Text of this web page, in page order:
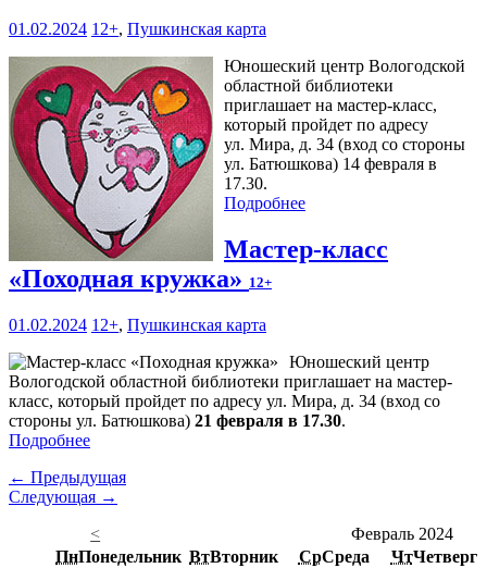
01.02.2024 12+, Пушкинская карта
Юношеский центр Вологодской
областной библиотеки
приглашает на мастер-класс,
который пройдет по адресу
ул. Мира, д. 34 (вход со стороны
ул. Батюшкова) 14 февраля в
17.30.
Подробнее
Мастер-класс
«Походная кружка» 12+
01.02.2024 12+, Пушкинская карта
Юношеский центр
Вологодской областной библиотеки приглашает на мастер-
класс, который пройдет по адресу ул. Мира, д. 34 (вход со
стороны ул. Батюшкова) 21 февраля в 17.30.
Подробнее
← Предыдущая
Следующая →
<
Февраль 2024
ПнПонедельник ВтВторник СрСреда ЧтЧетверг